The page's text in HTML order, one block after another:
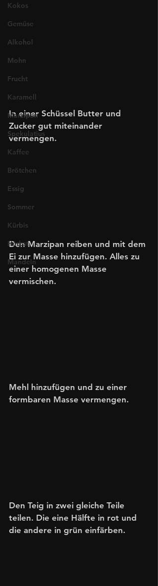
Kokos
Gemüse
Alkohol
Mohn
Frucht
Karamell
Marzipan
Spekulatius
Kaffee
Brötchen
Essig
Sommer
Kürbis
Herbst
Mandeln
In einer Schüssel Butter und
Zucker gut miteinander
vermengen.
Den Marzipan reiben und mit dem
Ei zur Masse hinzufügen. Alles zu
einer homogenen Masse
vermischen.
Mehl hinzufügen und zu einer
formbaren Masse vermengen.
Den Teig in zwei gleiche Teile
teilen. Die eine Hälfte in rot und
die andere in grün einfärben.